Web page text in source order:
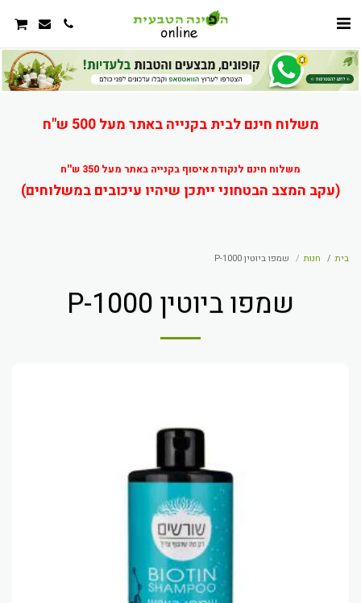
משלוח חינם לבית בקנייה באתר מעל 500 ש"ח
משלוח חינם לנקודת איסוף בקנייה באתר מעל 350 ש''ח
(עקב המצב הבטחוני ייתכן שיהיו עיכובים במשלוחים)
בית חנות שמפו ביוטין P-1000
שמפו ביוטין P-1000